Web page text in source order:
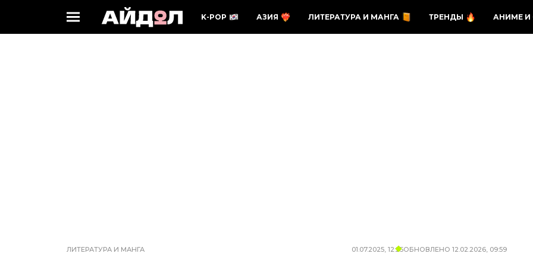
K-POP АЗИЯ ЛИТЕРАТУРА И МАНГА ТРЕНДЫ АНИМЕ И
ЛИТЕРАТУРА И МАНГА 01.07.2025, 12:25ОБНОВЛЕНО 12.02.2026, 09:59